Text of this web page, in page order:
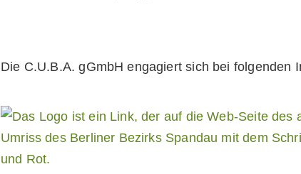
Die C.U.B.A. gGmbH engagiert sich bei folgenden